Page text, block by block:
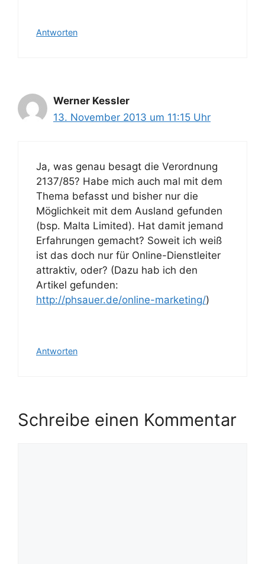
Antworten
Werner Kessler
13. November 2013 um 11:15 Uhr
Ja, was genau besagt die Verordnung
2137/85? Habe mich auch mal mit dem
Thema befasst und bisher nur die
Möglichkeit mit dem Ausland gefunden
(bsp. Malta Limited). Hat damit jemand
Erfahrungen gemacht? Soweit ich weiß
ist das doch nur für Online-Dienstleiter
attraktiv, oder? (Dazu hab ich den
Artikel gefunden:
http://phsauer.de/online-marketing/)
Antworten
Schreibe einen Kommentar